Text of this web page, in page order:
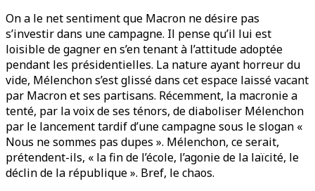
On a le net sentiment que Macron ne désire pas
s’investir dans une campagne. Il pense qu’il lui est
loisible de gagner en s’en tenant à l’attitude adoptée
pendant les présidentielles. La nature ayant horreur du
vide, Mélenchon s’est glissé dans cet espace laissé vacant
par Macron et ses partisans. Récemment, la macronie a
tenté, par la voix de ses ténors, de diaboliser Mélenchon
par le lancement tardif d’une campagne sous le slogan «
Nous ne sommes pas dupes ». Mélenchon, ce serait,
prétendent-ils, « la fin de l’école, l’agonie de la laïcité, le
déclin de la république ». Bref, le chaos.